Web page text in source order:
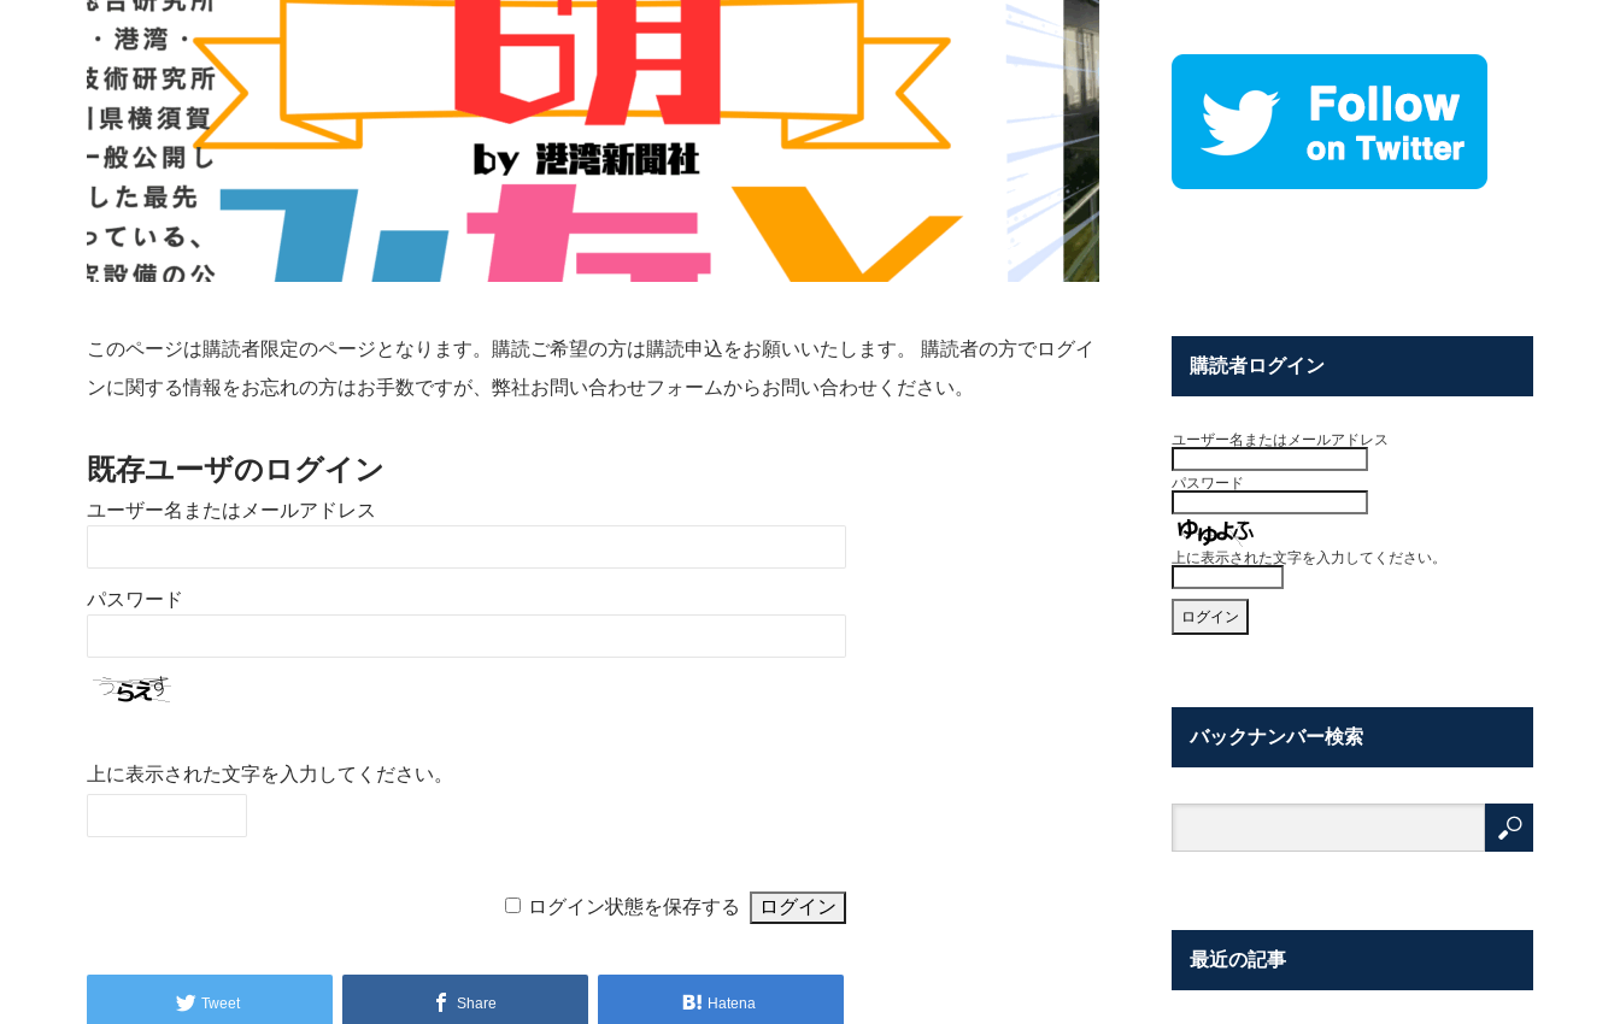
このページは購読者限定のページとなります。購読ご希望の方は購読申込をお願いいたします。 購読者の方でログイ
ンに関する情報をお忘れの方はお手数ですが、弊社お問い合わせフォームからお問い合わせください。
既存ユーザのログイン
ユーザー名またはメールアドレス
パスワード
上に表示された文字を入力してください。
ログイン状態を保存する
Tweet Share Hatena
購読者ログイン
ユーザー名またはメールアドレス
パスワード
上に表示された文字を入力してください。
バックナンバー検索
最近の記事